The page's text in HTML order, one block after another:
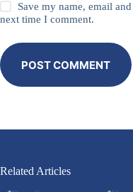
Save my name, email
next time I comment.
POST COMMENT
Related Articles